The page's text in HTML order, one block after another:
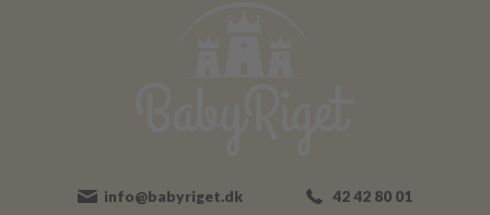
info@babyriget.dk 42 42 80 01